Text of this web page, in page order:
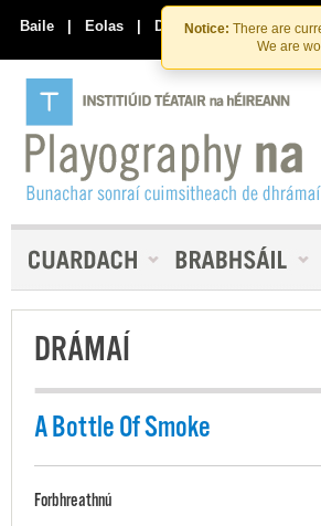
Skip
to
the
content
Skip
to
content
Notice: There are
We are
Baile | Eolas | Déan Teagmháil Linn
DRÁMAÍ
A Bottle Of Smoke
Forbhreathnú